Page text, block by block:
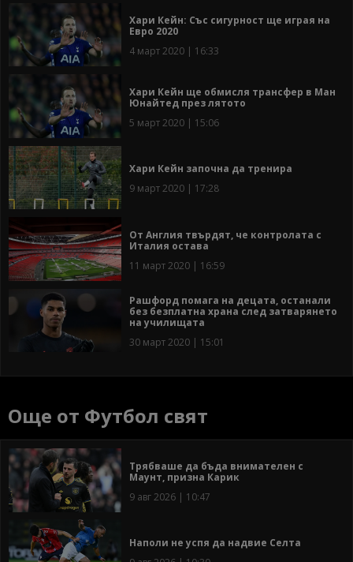
Хари Кейн: Със сигурност ще играя на
Евро 2020
4 март 2020 | 16:33
Хари Кейн ще обмисля трансфер в Ман
Юнайтед през лятото
5 март 2020 | 15:06
Хари Кейн започна да тренира
9 март 2020 | 17:28
От Англия твърдят, че контролата с
Италия остава
11 март 2020 | 16:59
Рашфорд помага на децата, останали
без безплатна храна след затварянето
на училищата
30 март 2020 | 15:01
Още от Футбол свят
Трябваше да бъда внимателен с
Маунт, призна Карик
9 авг 2026 | 10:47
Наполи не успя да надвие Селта